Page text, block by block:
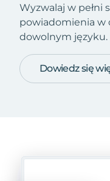
Wyzwalaj w pełni
powiadomienia w
dowolnym języku.
Dowiedz się